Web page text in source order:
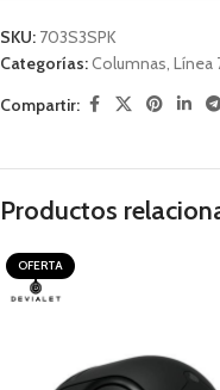
SKU: 703S3SPK
Categorías:Columnas, Línea
Compartir:
Productos
OFERTA